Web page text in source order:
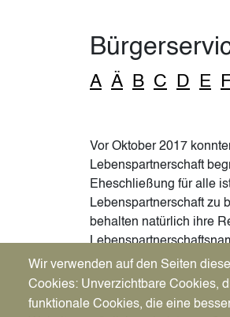
A Ä B C D E
Vor Oktober 2017
Lebenspartnerschaft
Eheschließung für alle
Lebenspartnerschaft zu
behalten natürlich ihre
nachträglich abgegeben
zwischen dem
Wir verwenden auf den Seiten
Cookies: Unverzichtbare Cookies,
funktionale Cookies, die eine